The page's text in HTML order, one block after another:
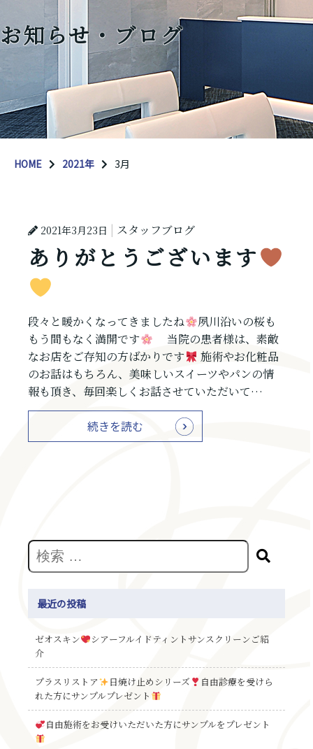
お知らせ・ブログ
HOME 2021年 3月
2021年3月23日 スタッフブログ
ありがとうございます
段々と暖かくなってきましたね
夙川沿いの桜も
もう間もなく満開です
当院の患者様は、素敵
なお店をご存知の方ばかりです
施術やお化粧品
のお話はもちろん、美味しいスイーツやパンの情
報も頂き、毎回楽しくお話させていただいて…
続きを読む
最近の投稿
ゼオスキン
シアーフルイドティントサンスクリーンご紹
介
プラスリストア 日焼け止めシリーズ
自由診療を受けら
れた方にサンプルプレゼント
自由施術をお受けいただいた方にサンプルをプレゼント